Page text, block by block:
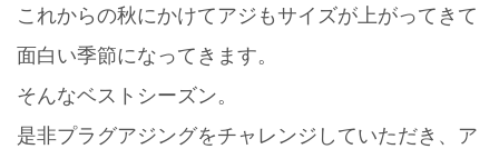
これからの秋にかけてアジもサイズが上がってきて
面白い季節になってきます。
そんなベストシーズン。
是非プラグアジングをチャレンジしていただき、ア